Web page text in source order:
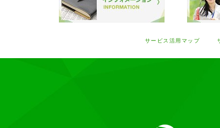
サービス活用マップ